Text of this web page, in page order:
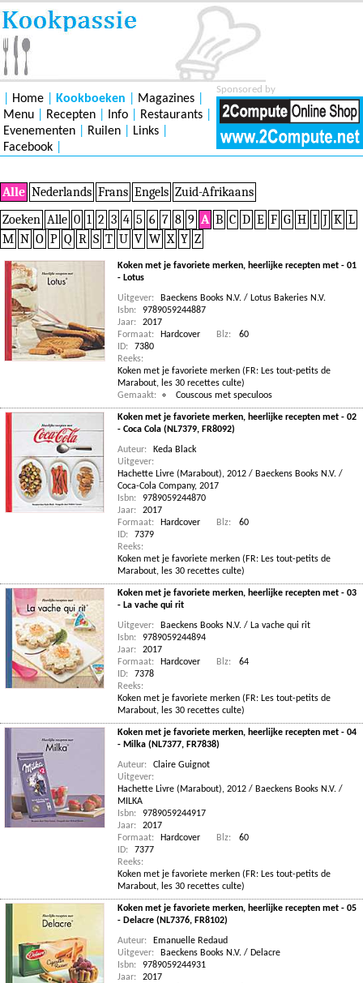
Sponsored by
Home Kookboeken Magazines
Menu
Recepten Info Restaurants
Evenementen
Ruilen Links
Facebook
Alle Nederlands Frans Engels Zuid-Afrikaans
Zoeken Alle 0 1 2 3 4 5 6 7 8 9 A B C D E F G H I J K L
M N O P Q R S T U V W X Y Z
Koken met je favoriete merken, heerlijke recepten met - 01
- Lotus
Uitgever:
Baeckens Books N.V. / Lotus Bakeries N.V.
Isbn:
9789059244887
Jaar:
2017
Formaat:
Hardcover Blz:
60
ID:
7380
Reeks:
Koken met je favoriete merken (FR: Les tout-petits de
Marabout, les 30 recettes culte)
Gemaakt:
Couscous met speculoos
Koken met je favoriete merken, heerlijke recepten met - 02
- Coca Cola (NL7379, FR8092)
Auteur:
Keda Black
Uitgever:
Hachette Livre (Marabout), 2012 / Baeckens Books N.V. /
Coca-Cola Company, 2017
Isbn:
9789059244870
Jaar:
2017
Formaat:
Hardcover Blz:
60
ID:
7379
Reeks:
Koken met je favoriete merken (FR: Les tout-petits de
Marabout, les 30 recettes culte)
Koken met je favoriete merken, heerlijke recepten met - 03
- La vache qui rit
Uitgever:
Baeckens Books N.V. / La vache qui rit
Isbn:
9789059244894
Jaar:
2017
Formaat:
Hardcover Blz:
64
ID:
7378
Reeks:
Koken met je favoriete merken (FR: Les tout-petits de
Marabout, les 30 recettes culte)
Koken met je favoriete merken, heerlijke recepten met - 04
- Milka (NL7377, FR7838)
Auteur:
Claire Guignot
Uitgever:
Hachette Livre (Marabout), 2012 / Baeckens Books N.V. /
MILKA
Isbn:
9789059244917
Jaar:
2017
Formaat:
Hardcover Blz:
60
ID:
7377
Reeks:
Koken met je favoriete merken (FR: Les tout-petits de
Marabout, les 30 recettes culte)
Koken met je favoriete merken, heerlijke recepten met - 05
- Delacre (NL7376, FR8102)
Auteur:
Emanuelle Redaud
Uitgever:
Baeckens Books N.V. / Delacre
Isbn:
9789059244931
Jaar:
2017